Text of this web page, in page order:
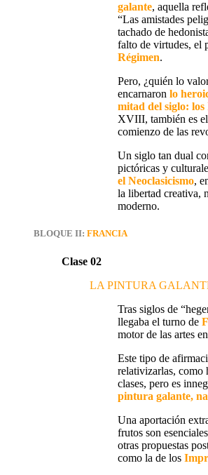
galante, aquella
“Las amistades
tachado de
falto de virtudes, el
Régimen.
Pero, ¿quién lo
encarnaron lo
mitad del siglo: los
XVIII, también es el
comienzo de las
Un siglo tan dual
pictóricas y
el Neoclasicismo,
la libertad creativa,
moderno.
BLOQUE II: FRANCIA
Clase 02
LA PINTURA
Tras siglos de
llegaba el turno de
motor de las artes
Este tipo de
relativizarlas, como
clases, pero es
pintura galante,
Una aportación
frutos son
otras propuestas
como la de los